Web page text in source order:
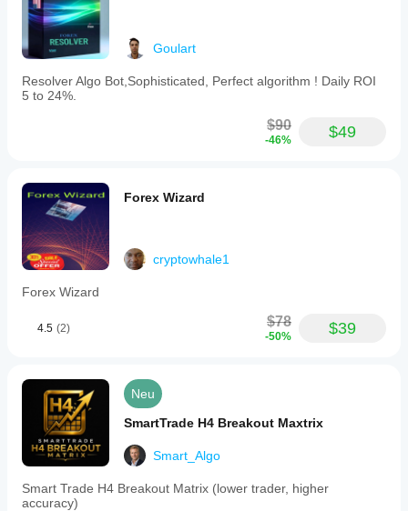
Goulart
Resolver Algo Bot,Sophisticated, Perfect algorithm ! Daily ROI
5 to 24%.
$90
-46% $49
Forex Wizard
cryptowhale1
Forex Wizard
4.5 (2) $78
-50% $39
Neu
SmartTrade H4 Breakout Maxtrix
Smart_Algo
Smart Trade H4 Breakout Matrix (lower trader, higher
accuracy)